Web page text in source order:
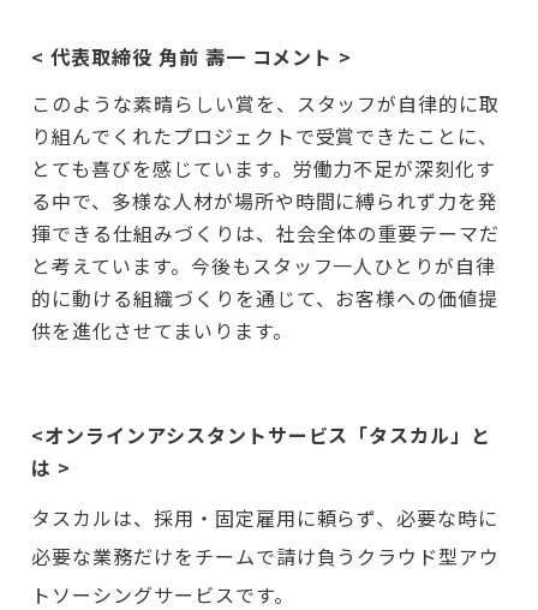
< 代表取締役 角前 壽一 コメント >
このような素晴らしい賞を、スタッフが自律的に取
り組んでくれたプロジェクトで受賞できたことに、
とても喜びを感じています。労働力不足が深刻化す
る中で、多様な人材が場所や時間に縛られず力を発
揮できる仕組みづくりは、社会全体の重要テーマだ
と考えています。今後もスタッフ一人ひとりが自律
的に動ける組織づくりを通じて、お客様への価値提
供を進化させてまいります。
<オンラインアシスタントサービス「タスカル」と
は >
タスカルは、採用・固定雇用に頼らず、必要な時に
必要な業務だけをチームで請け負うクラウド型アウ
トソーシングサービスです。